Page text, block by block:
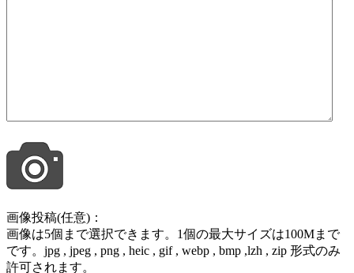
画像投稿(任意)：
画像は5個まで選択できます。1個の最大サイズは100Mまで
です。jpg , jpeg , png , heic , gif , webp , bmp ,lzh , zip 形式のみ
許可されます。